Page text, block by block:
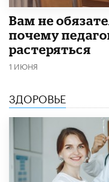
​Вам не
почему
растеряться
1 ИЮНЯ
ЗДОРОВЬЕ